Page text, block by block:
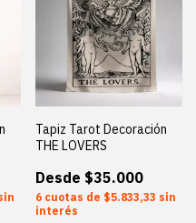
Tapiz Tarot Decoración
THE LOVERS
$35.000
6 $5.833,33 sin
interés